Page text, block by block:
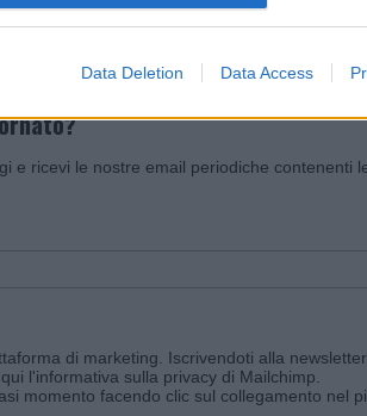
Data Deletion Data Access
e ricevi le nostre email periodiche contenenti
di marketing. Iscrivendoti alla
l'informativa sulla privacy di Mailchimp
momento facendo clic sul collegamento nel